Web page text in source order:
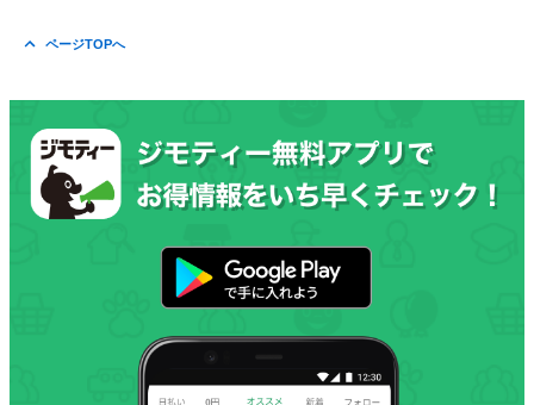
ページTOPへ